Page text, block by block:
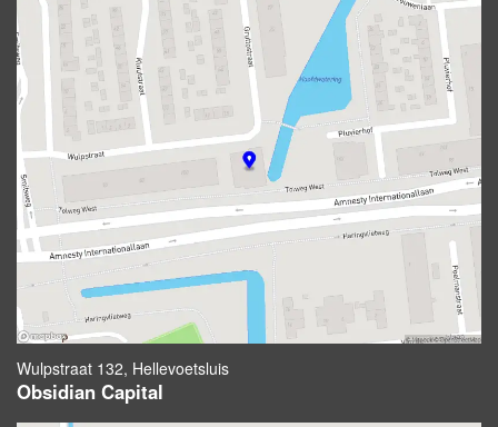
Wulpstraat 132, Hellevoetsluis
Obsidian Capital